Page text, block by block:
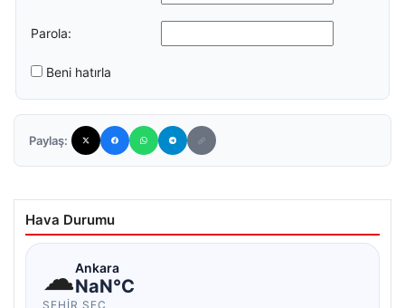
Parola:
Beni hatırla
Paylaş:
Hava Durumu
☁Ankara
NaN°C
ŞEHIR SEÇ